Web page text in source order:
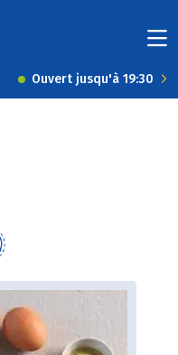
Ouvert jusqu'à 19:30